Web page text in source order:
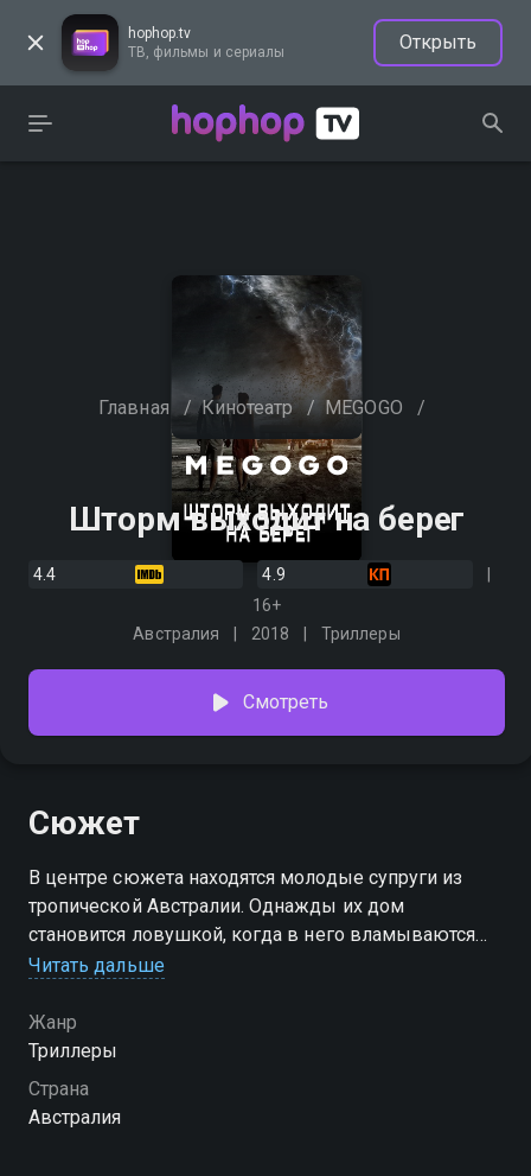
hophop.tv
ТВ, фильмы и сериалы
Открыть
Главная / Кинотеатр / MEGOGO /
Шторм выходит на берег
4.4
4.9
16+
Австралия
2018 Триллеры
Смотреть
Сюжет
В центре сюжета находятся молодые супруги из
тропической Австралии. Однажды их дом
становится ловушкой, когда в него вламываются
трое беглецов, у которых имеется коробка с
использовать все свои остроумие и хитрость, чтобы
остаться в живых, однако к их местности
приближаются сильные циклоны…
Читать дальше
Жанр
Триллеры
Страна
Австралия